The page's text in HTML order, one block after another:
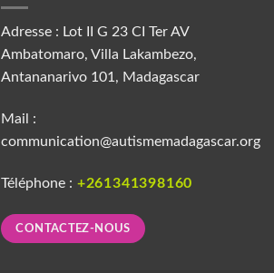
Adresse : Lot II G 23 CI Ter AV
Ambatomaro, Villa Lakambezo,
Antananarivo 101, Madagascar
Mail :
communication@autismemadagascar.org
Téléphone : +261341398160
CONTACTEZ-NOUS